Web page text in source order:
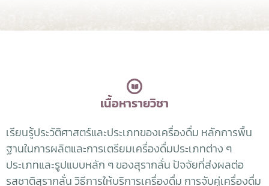
เนื้อหารายวิชา
เรียนรู้ประวัติศาสตร์และประเภทของเครื่องดื่ม หลักการพื้น
ฐานในการผลิตและการเตรียมเครื่องดื่มประเภทต่าง ๆ
ประเภทและรูปแบบหลัก ๆ ของสุรากลั่น ปัจจัยที่ส่งผลต่อ
รสชาติสุรากลั่น วิธีการให้บริการเครื่องดื่ม การจับคู่เครื่องดื่ม